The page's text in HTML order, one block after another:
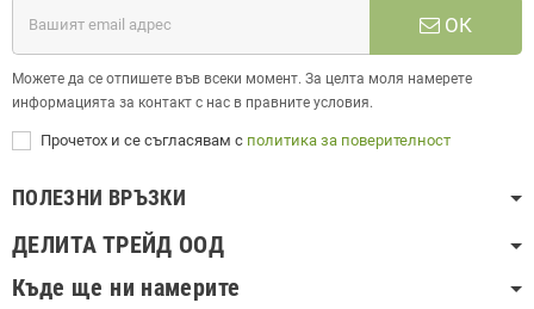
ОК
Можете да се отпишете във всеки момент. За целта моля намерете
информацията за контакт с нас в правните условия.
Прочетох и се съгласявам с политика за поверителност
ПОЛЕЗНИ ВРЪЗКИ
ДЕЛИТА ТРЕЙД ООД
Къде ще ни намерите